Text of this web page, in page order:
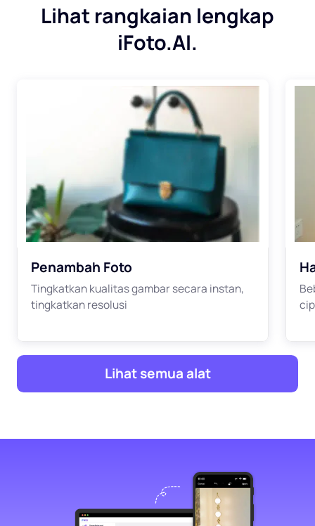
Lihat rangkaian lengkap
iFoto.AI.
Penambah Foto
Tingkatkan kualitas gambar secara instan,
tingkatkan resolusi
Lihat semua alat